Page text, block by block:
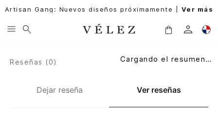
Artisan Gang: Nuevos diseños próximamente | Ver más
Dejar reseña Ver reseñas
Reseñas (0) Cargando el resumen…